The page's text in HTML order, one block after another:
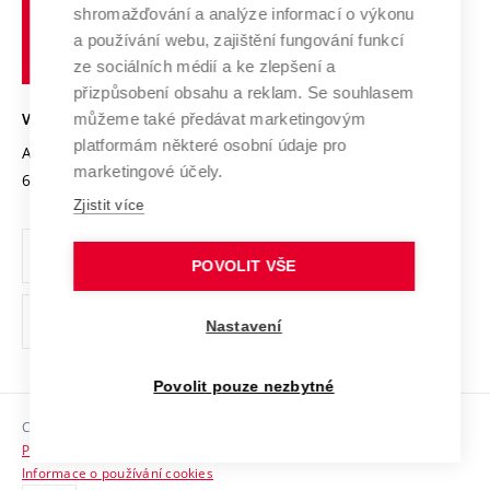
Transfer znalostí
Open Science
Projekty
Projekty ze strukturálních fondů
Specifický výzkum
Služby univerzity
Mezinárodní dohody
Univerzitní sítě
Udržitelná univerzita
Podnikavá univerzita / ContriBUTe
Bezpečná univerzita
Vyznamenání
Organizační struktura
Ochrana osobních údajů
odkaz)
Sociální bezpečí
HR Award
učení
technické
VYSOKÉ UČENÍ TECHNICKÉ V BRNĚ
Antonínská 548/1
602 00 Brno
www.vut.cz
vut@vutbr.cz
Copyright © 2026 VUT
Prohlášení o přístupnosti
Informace o používání cookies
shromažďování a analýze informací o výkonu
a používání webu, zajištění fungování funkcí
ze sociálních médií a ke zlepšení a
přizpůsobení obsahu a reklam. Se souhlasem
můžeme také předávat marketingovým
platformám některé osobní údaje pro
marketingové účely.
Zjistit více
POVOLIT VŠE
Nastavení
Povolit pouze nezbytné